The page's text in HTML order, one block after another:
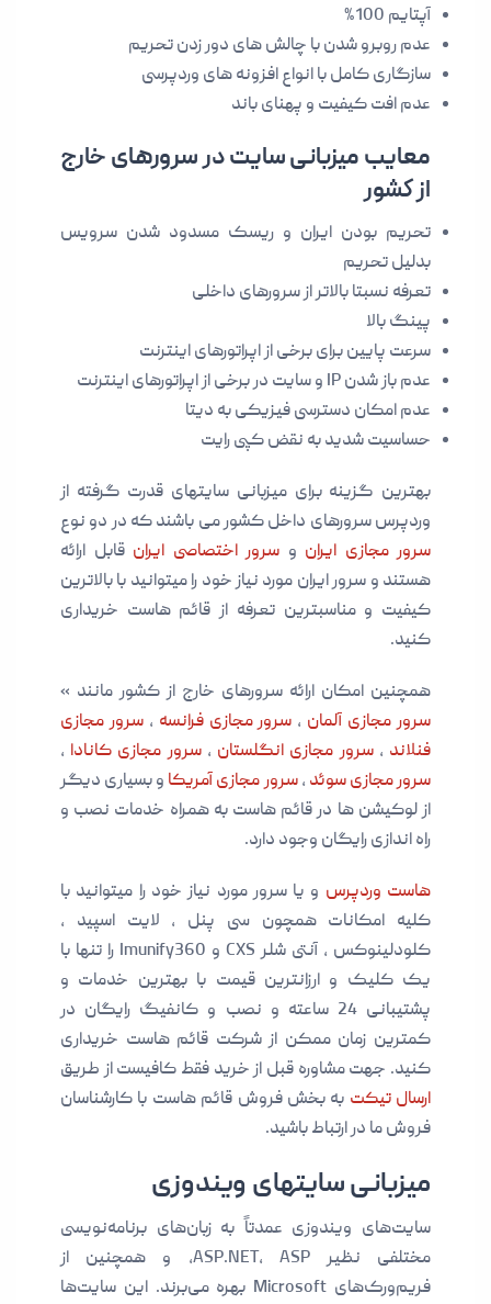
آپتایم 100%
عدم روبرو شدن با چالش های دور زدن تحریم
سازگاری کامل با انواع افزونه های وردپرسی
عدم افت کیفیت و پهنای باند
معایب میزبانی سایت در سرورهای خارج
از کشور
تحریم بودن ایران و ریسک مسدود شدن سرویس
بدلیل تحریم
تعرفه نسبتا بالاتر از سرورهای داخلی
پینگ بالا
سرعت پایین برای برخی از اپراتورهای اینترنت
عدم باز شدن IP و سایت در برخی از اپراتورهای اینترنت
عدم امکان دسترسی فیزیکی به دیتا
حساسیت شدید به نقض کپی رایت
بهترین گزینه برای میزبانی سایتهای قدرت گرفته از
وردپرس سرورهای داخل کشور می باشند که در دو نوع
سرور مجازی ایران و سرور اختصاصی ایران قابل ارائه
هستند و سرور ایران مورد نیاز خود را میتوانید با بالاترین
کیفیت و مناسبترین تعرفه از قائم هاست خریداری
کنید.
همچنین امکان ارائه سرورهای خارج از کشور مانند »
سرور مجازی آلمان ، سرور مجازی فرانسه ،سرور مجازی
فنلاند ،سرور مجازی انگلستان ،سرور مجازی کانادا ،
سرور مجازی سوئد ،سرور مجازی آمریکا و بسیاری دیگر
از لوکیشن ها در قائم هاست به همراه خدمات نصب و
راه اندازی رایگان وجود دارد.
هاست وردپرس و یا سرور مورد نیاز خود را میتوانید با
کلیه امکانات همچون سی پنل ، لایت اسپید ،
کلودلینوکس ، آنتی شلر CXS و Imunify360 را تنها با
یک کلیک و ارزانترین قیمت با بهترین خدمات و
پشتیبانی 24 ساعته و نصب و کانفیگ رایگان در
کمترین زمان ممکن از شرکت قائم هاست خریداری
کنید. جهت مشاوره قبل از خرید فقط کافیست از طریق
ارسال تیکت به بخش فروش قائم هاست با کارشناسان
فروش ما در ارتباط باشید.
میزبانی سایتهای ویندوزی
سایت‌های ویندوزی عمدتاً به زبان‌های برنامه‌نویسی
مختلفی نظیر ASP.NET، ASP، و همچنین از
فریم‌ورک‌های Microsoft بهره می‌برند. این سایت‌ها